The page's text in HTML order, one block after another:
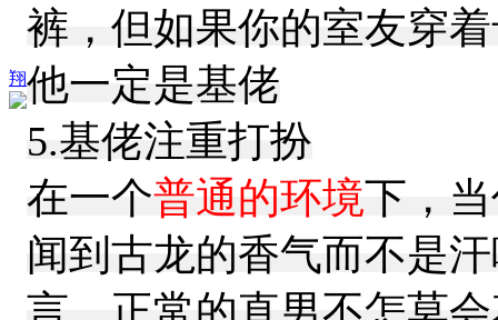
翔
裤，但如果你的室友穿
他一定是基佬
5.基佬注重打扮
在一个普通的环境下，
闻到古龙的香气而不是